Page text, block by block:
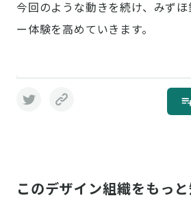
今回のような動きを続け、みず
ー体験を高めていきます。
このデザイン組織をもっと